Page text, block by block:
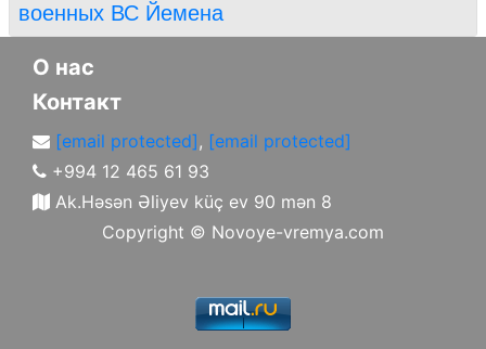
военных ВС Йемена
О нас
Контакт
[email protected], [email protected]
+994 12 465 61 93
Ak.Həsən Əliyev küç ev 90 mən 8
Copyright © Novoye-vremya.com